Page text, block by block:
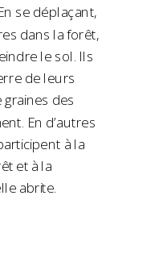
se déplaçant,
dans la forêt,
le sol. Ils
de leurs
des
En d’autres
à la
et à la
abrite.